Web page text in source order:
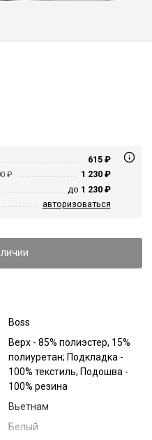
615 ₽
₽
1 230 ₽
до 1 230 ₽
авторизоваться
Boss
Верх - 85% полиэстер, 15%
полиуретан; Подкладка -
100% текстиль; Подошва -
100% резина
Вьетнам
Белый